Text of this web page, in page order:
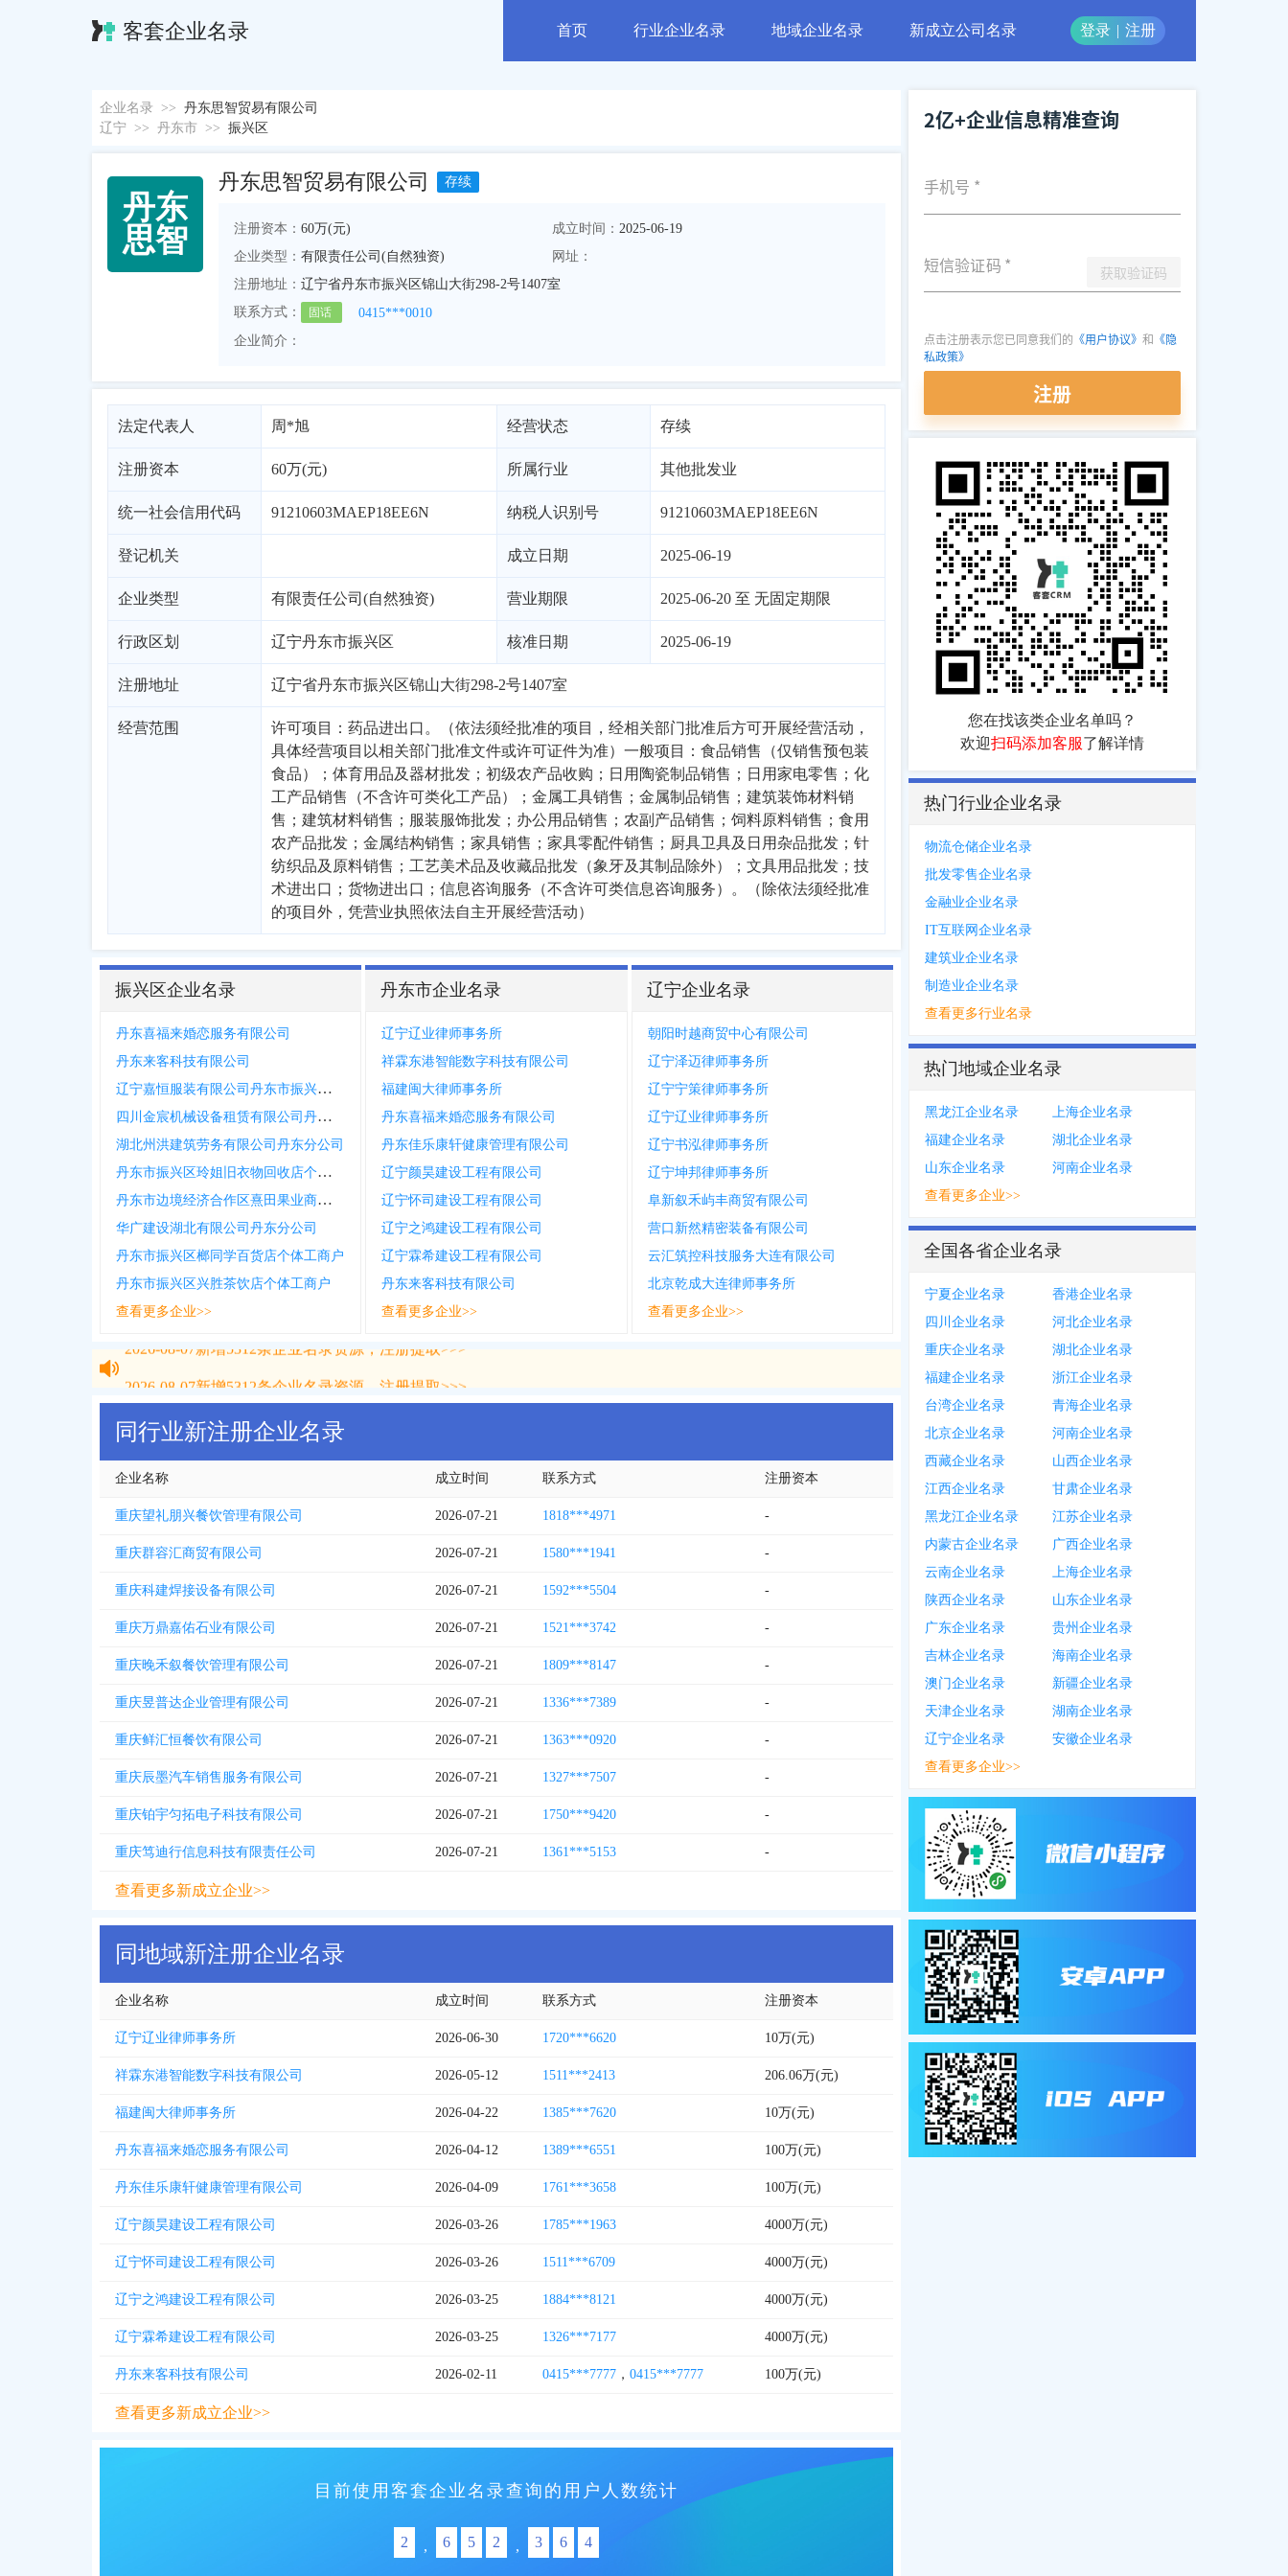
客套企业名录 首页 行业企业名录 地域企业名录 新成立公司名录 登录 | 注册
企业名录 >> 丹东思智贸易有限公司
辽宁
>> 丹东市 >> 振兴区
丹东
思智
丹东思智贸易有限公司 存续
注册资本： 60万(元) 成立时间： 2025-06-19
企业类型： 有限责任公司(自然独资)
网址：
注册地址： 辽宁省丹东市振兴区锦山大街298-2号1407室
联系方式：
固话
0415***0010
企业简介：
法定代表人 周*旭 经营状态 存续
注册资本 60万(元) 所属行业 其他批发业
统一社会信用代码 91210603MAEP18EE6N 纳税人识别号 91210603MAEP18EE6N
登记机关 成立日期 2025-06-19
企业类型 有限责任公司(自然独资) 营业期限 2025-06-20 至 无固定期限
行政区划 辽宁丹东市振兴区 核准日期 2025-06-19
注册地址 辽宁省丹东市振兴区锦山大街298-2号1407室
经营范围
许可项目：药品进出口。（依法须经批准的项目，经相关部门批准后方可开展经营活动，
具体经营项目以相关部门批准文件或许可证件为准）一般项目：食品销售（仅销售预包装
食品）；体育用品及器材批发；初级农产品收购；日用陶瓷制品销售；日用家电零售；化
工产品销售（不含许可类化工产品）；金属工具销售；金属制品销售；建筑装饰材料销
售；建筑材料销售；服装服饰批发；办公用品销售；农副产品销售；饲料原料销售；食用
农产品批发；金属结构销售；家具销售；家具零配件销售；厨具卫具及日用杂品批发；针
纺织品及原料销售；工艺美术品及收藏品批发（象牙及其制品除外）；文具用品批发；技
术进出口；货物进出口；信息咨询服务（不含许可类信息咨询服务）。（除依法须经批准
的项目外，凭营业执照依法自主开展经营活动）
振兴区企业名录
丹东喜福来婚恋服务有限公司
丹东来客科技有限公司
辽宁嘉恒服装有限公司丹东市振兴区集环分公司
四川金宸机械设备租赁有限公司丹东分公司
湖北州洪建筑劳务有限公司丹东分公司
丹东市振兴区玲姐旧衣物回收店个体工商户
丹东市边境经济合作区熹田果业商行个体工商户
华广建设湖北有限公司丹东分公司
丹东市振兴区榔同学百货店个体工商户
丹东市振兴区兴胜茶饮店个体工商户
查看更多企业>>
丹东市企业名录
辽宁辽业律师事务所
祥霖东港智能数字科技有限公司
福建闽大律师事务所
丹东喜福来婚恋服务有限公司
丹东佳乐康轩健康管理有限公司
辽宁颜昊建设工程有限公司
辽宁怀司建设工程有限公司
辽宁之鸿建设工程有限公司
辽宁霖希建设工程有限公司
丹东来客科技有限公司
查看更多企业>>
辽宁企业名录
朝阳时越商贸中心有限公司
辽宁泽迈律师事务所
辽宁宁策律师事务所
辽宁辽业律师事务所
辽宁书泓律师事务所
辽宁坤邦律师事务所
阜新叙禾屿丰商贸有限公司
营口新然精密装备有限公司
云汇筑控科技服务大连有限公司
北京乾成大连律师事务所
查看更多企业>>
同行业新注册企业名录
企业名称 成立时间 联系方式 注册资本
重庆望礼朋兴餐饮管理有限公司 2026-07-21 1818***4971 -
重庆群容汇商贸有限公司 2026-07-21 1580***1941 -
重庆科建焊接设备有限公司 2026-07-21 1592***5504 -
重庆万鼎嘉佑石业有限公司 2026-07-21 1521***3742 -
重庆晚禾叙餐饮管理有限公司 2026-07-21 1809***8147 -
重庆昱普达企业管理有限公司 2026-07-21 1336***7389 -
重庆鲜汇恒餐饮有限公司 2026-07-21 1363***0920 -
重庆辰墨汽车销售服务有限公司 2026-07-21 1327***7507 -
重庆铂宇匀拓电子科技有限公司 2026-07-21 1750***9420 -
重庆笃迪行信息科技有限责任公司 2026-07-21 1361***5153 -
查看更多新成立企业>>
同地域新注册企业名录
企业名称 成立时间 联系方式 注册资本
辽宁辽业律师事务所 2026-06-30 1720***6620 10万(元)
祥霖东港智能数字科技有限公司 2026-05-12 1511***2413 206.06万(元)
福建闽大律师事务所 2026-04-22 1385***7620 10万(元)
丹东喜福来婚恋服务有限公司 2026-04-12 1389***6551 100万(元)
丹东佳乐康轩健康管理有限公司 2026-04-09 1761***3658 100万(元)
辽宁颜昊建设工程有限公司 2026-03-26 1785***1963 4000万(元)
辽宁怀司建设工程有限公司 2026-03-26 1511***6709 4000万(元)
辽宁之鸿建设工程有限公司 2026-03-25 1884***8121 4000万(元)
辽宁霖希建设工程有限公司 2026-03-25 1326***7177 4000万(元)
丹东来客科技有限公司 2026-02-11 0415***7777 ， 0415***7777 100万(元)
查看更多新成立企业>>
目前使用客套企业名录查询的用户人数统计
2 , 6 5 2 , 3 6 4
2亿+企业信息精准查询
手机号 *
短信验证码 * 获取验证码
点击注册表示您已同意我们的 《用户协议》 和 《隐
私政策》
注册
您在找该类企业名单吗？
欢迎扫码添加客服了解详情
热门行业企业名录
物流仓储企业名录
批发零售企业名录
金融业企业名录
IT互联网企业名录
建筑业企业名录
制造业企业名录
查看更多行业名录
热门地域企业名录
黑龙江企业名录
上海企业名录
福建企业名录
湖北企业名录
山东企业名录
河南企业名录
查看更多企业>>
全国各省企业名录
宁夏企业名录
香港企业名录
四川企业名录
河北企业名录
重庆企业名录
湖北企业名录
福建企业名录
浙江企业名录
台湾企业名录
青海企业名录
北京企业名录
河南企业名录
西藏企业名录
山西企业名录
江西企业名录
甘肃企业名录
黑龙江企业名录
江苏企业名录
内蒙古企业名录
广西企业名录
云南企业名录
上海企业名录
陕西企业名录
山东企业名录
广东企业名录
贵州企业名录
吉林企业名录
海南企业名录
澳门企业名录
新疆企业名录
天津企业名录
湖南企业名录
辽宁企业名录
安徽企业名录
查看更多企业>>